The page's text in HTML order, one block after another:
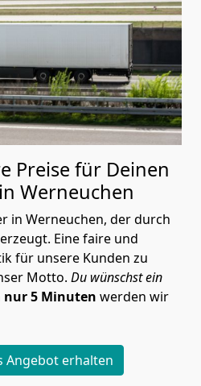
Preise für Deinen
Werneuchen
in Werneuchen, der durch
Eine faire und
für unsere Kunden zu
Motto. Du wünschst ein
nur 5 Minuten werden wir
Angebot erhalten